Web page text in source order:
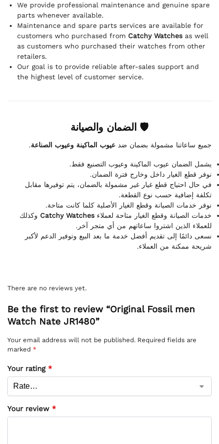
We provide professional maintenance and genuine spare
parts whenever available.
Maintenance and spare parts services are available for
customers who purchased from Catchy Watchesas well
as customers who purchased their watches from other
retailers.
Our goal is to provide reliable after-sales support and
the highest level of customer service.
🛡 الضمان والصيانة
جميع ساعاتنا مشمولة بضمان ضد عيوب الماكينة وعيوب الصناعة.
يشمل الضمان عيوب الماكينة وعيوب التصنيع فقط.
نوفر قطع الغيار داخل وخارج فترة الضمان.
في حال احتياج قطع غيار غير مشمولة بالضمان، يتم توفيرها مقابل
تكلفة إضافية حسب نوع القطعة.
نوفر خدمات الصيانة وقطع الغيار الأصلية كلما كانت متاحة.
خدمات الصيانة وقطع الغيار متاحة لعملاءCatchy Watches وكذلك
للعملاء الذين اشتروا ساعاتهم من أي متجر آخر.
نسعى دائمًا إلى تقديم أفضل خدمة ما بعد البيع وتوفير الدعم لأكبر
شريحة ممكنة من العملاء.
There are no reviews yet.
Be the first to review “Original Fossil men
Watch Nate JR1480”
Your email address will not be published. Required fields are
marked *
Your rating *
Your review *